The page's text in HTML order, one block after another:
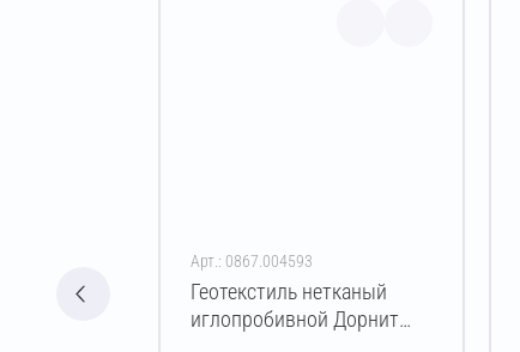
Арт.: 0867.004593
Геотекстиль нетканый
иглопробивной Дорнит